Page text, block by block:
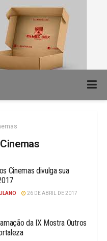
Cinemas divulga sua
26 DE ABRIL DE 2017
da IX Mostra Outros